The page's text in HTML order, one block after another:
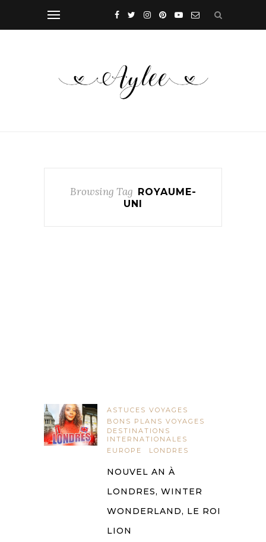
Browsing Tag
ROYAUME-
UNI
ASTUCES VOYAGES
BONS PLANS VOYAGES
DESTINATIONS
INTERNATIONALES
EUROPE
LONDRES
NOUVEL AN À
LONDRES, WINTER
WONDERLAND, LE ROI
LION